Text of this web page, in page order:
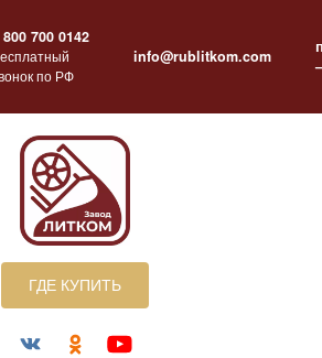
700 0142
по РФ
info@rublitkom.com
ГДЕ КУПИТЬ